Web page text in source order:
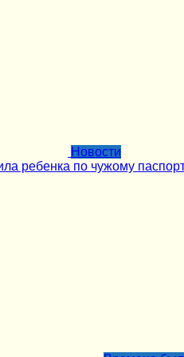
Новости
ребенка по чужому